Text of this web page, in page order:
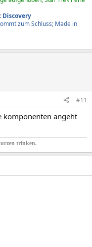
Discovery
zum Schluss; Made in
#11
komponenten angeht
trinken.